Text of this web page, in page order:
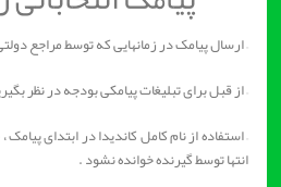
– ارسال پیامک در زمانهایی که توسط مراجع
– از قبل برای تبلیغات پیامکی بودجه در نظر
– استفاده از نام کامل کاندیدا در ابتدای
انتها توسط گیرنده خوانده نشود .